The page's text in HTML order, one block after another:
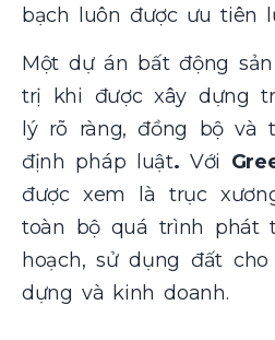
bạch luôn được ưu tiên
Một dự án bất động
trị khi được xây dựng
lý rõ ràng, đồng bộ và
định pháp luật. Với
được xem là trục
toàn bộ quá trình phát
hoạch, sử dụng đất
dựng và kinh doanh.